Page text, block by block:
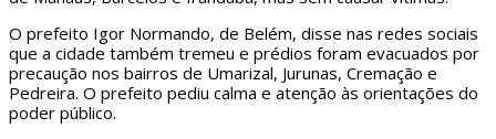
O prefeito Igor Normando, de Belém, disse nas redes sociais
que a cidade também tremeu e prédios foram evacuados por
precaução nos bairros de Umarizal, Jurunas, Cremação e
Pedreira. O prefeito pediu calma e atenção às orientações do
poder público.